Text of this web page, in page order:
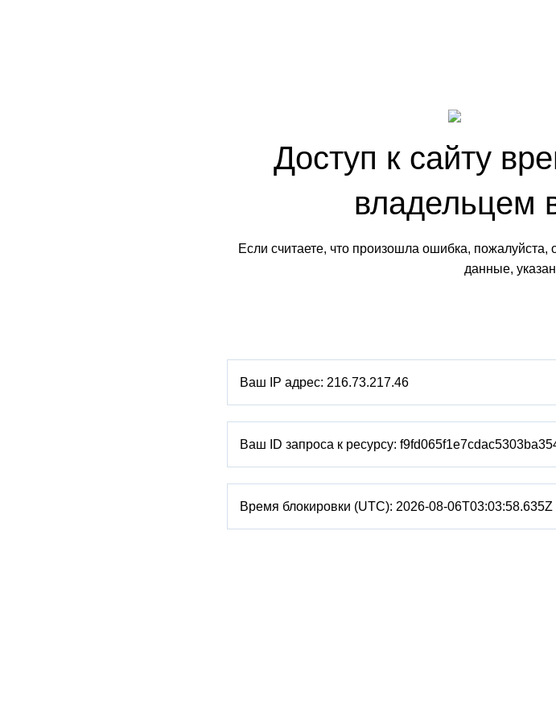
Доступ к сайту
владельцем
Если считаете, что произошла ошибка, пожалуйста,
данные,
Ваш IP адрес: 216.73.217.46
Ваш ID запроса к ресурсу:
Время блокировки (UTC): 2026-08-06T03:03:58.635Z